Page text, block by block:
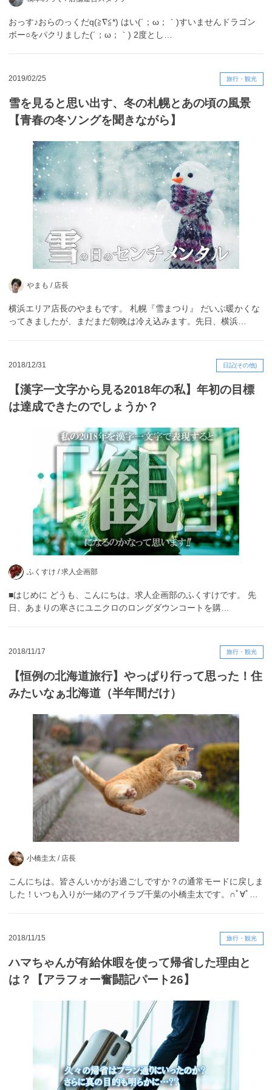
おっす♪おらのっくだq(≧∇≦*) はい(´；ω；｀)すいませんドラゴン
ボー○をパクリました(´；ω；｀) 2度とし…
2019/02/25 旅行・観光
雪を見ると思い出す、冬の札幌とあの頃の風景
【青春の冬ソングを聞きながら】
やまも / 店長
横浜エリア店長のやまもです。 札幌『雪まつり』 だいぶ暖かくな
ってきましたが、まだまだ朝晩は冷え込みます。先日、横浜…
2018/12/31 日記(その他)
【漢字一文字から見る2018年の私】年初の目標
は達成できたのでしょうか？
ふくすけ /求人企画部
■はじめに どうも、こんにちは。求人企画部のふくすけです。 先
日、あまりの寒さにユニクロのロングダウンコートを購…
2018/11/17 旅行・観光
【恒例の北海道旅行】やっぱり行って思った！住
みたいなぁ北海道（半年間だけ）
小橋圭太 / 店長
こんにちは。皆さんいかがお過ごしですか？の通常モードに戻しま
した！いつも入りが一緒のアイラブ千葉の小橋圭太です。∩ﾟ∀ﾟ…
2018/11/15 旅行・観光
ハマちゃんが有給休暇を使って帰省した理由と
は？【アラフォー奮闘記パート26】